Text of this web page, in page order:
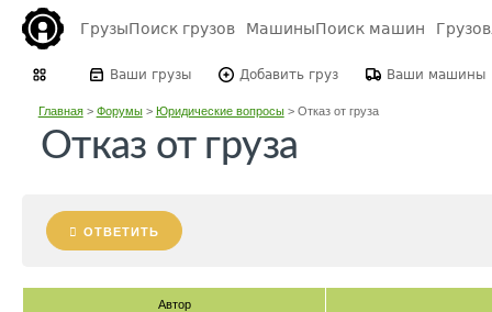
ГрузыПоиск грузов МашиныПоиск машин
Ваши грузы Добавить груз Ваши машины
Главная> Форумы> Юридические вопросы> Отказ от груза
Отказ от груза
ОТВЕТИТЬ
Автор